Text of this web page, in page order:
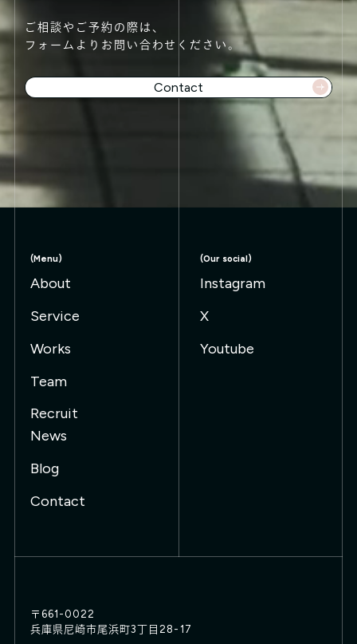
ご相談やご予約の際は、
フォームよりお問い合わせください。
Contact
Contact 👉
(Menu)
About
Service
Works
Team
Recruit
News
Blog
Contact
(Our social)
Instagram
X
Youtube
〒661-0022
兵庫県尼崎市尾浜町3丁目28-17